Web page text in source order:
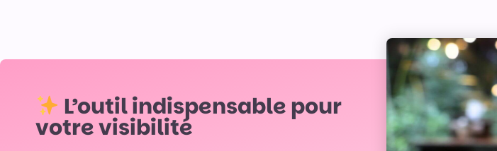
L’outil indispensable pour
votre visibilité